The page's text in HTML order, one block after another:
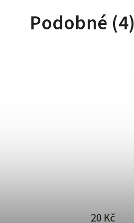
Podobné (4)
20 Kč